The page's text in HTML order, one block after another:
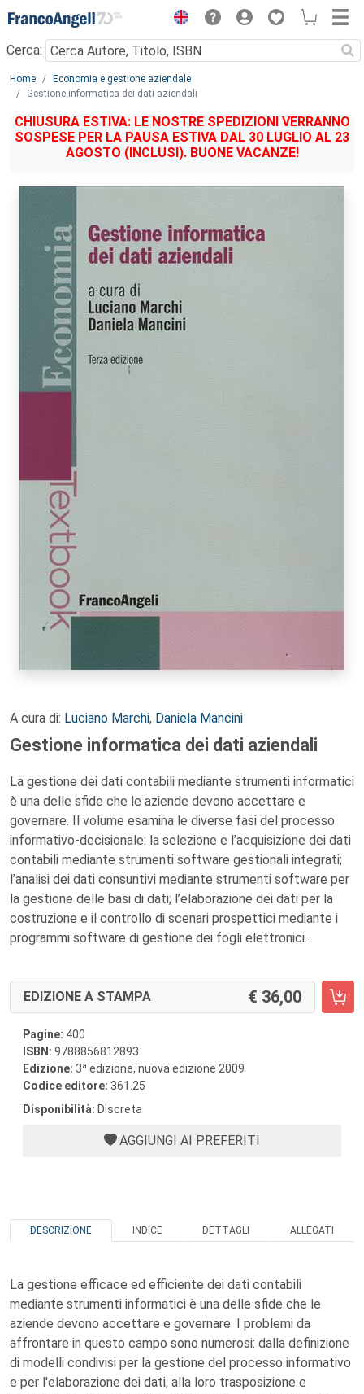
Menu
Cerca:
Main content
Home
Economia e gestione aziendale
Gestione informatica dei dati aziendali
CHIUSURA ESTIVA: LE NOSTRE SPEDIZIONI VERRANNO
SOSPESE PER LA PAUSA ESTIVA DAL 30 LUGLIO AL 23
AGOSTO (INCLUSI). BUONE VACANZE!
A cura di: Luciano Marchi, Daniela Mancini
Gestione informatica dei dati aziendali
La gestione dei dati contabili mediante strumenti informatici
è una delle sfide che le aziende devono accettare e
governare. Il volume esamina le diverse fasi del processo
informativo-decisionale: la selezione e l’acquisizione dei dati
contabili mediante strumenti software gestionali integrati;
l’analisi dei dati consuntivi mediante strumenti software per
la gestione delle basi di dati; l’elaborazione dei dati per la
costruzione e il controllo di scenari prospettici mediante i
programmi software di gestione dei fogli elettronici…
EDIZIONE A STAMPA 36,00
Pagine: 400
ISBN: 9788856812893
Edizione: 3a edizione, nuova edizione 2009
Codice editore: 361.25
Disponibilità: Discreta
AGGIUNGI AI PREFERITI
DESCRIZIONE INDICE DETTAGLI ALLEGATI
La gestione efficace ed efficiente dei dati contabili
mediante strumenti informatici è una delle sfide che le
aziende devono accettare e governare. I problemi da
affrontare in questo campo sono numerosi: dalla definizione
di modelli condivisi per la gestione del processo informativo
e per l'elaborazione dei dati, alla loro trasposizione e